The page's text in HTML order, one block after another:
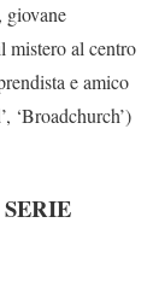
giovane
mistero al centro
e amico
‘Broadchurch’)